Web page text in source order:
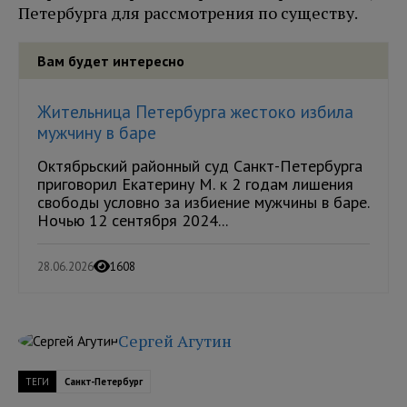
Петербурга для рассмотрения по существу.
Вам будет интересно
Жительница Петербурга жестоко избила
мужчину в баре
Октябрьский районный суд Санкт-Петербурга
приговорил Екатерину М. к 2 годам лишения
свободы условно за избиение мужчины в баре.
Ночью 12 сентября 2024...
28.06.2026 1608
Сергей Агутин
ТЕГИ Санкт-Петербург